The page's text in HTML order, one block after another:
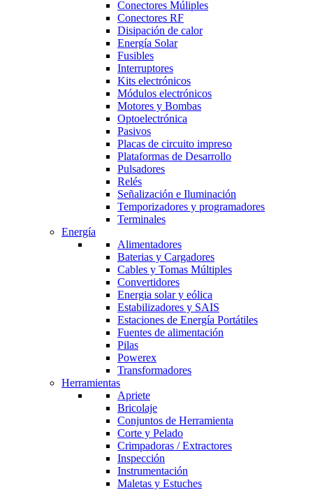
Conectores Múliples
Conectores RF
Disipación de calor
Energía Solar
Fusibles
Interruptores
Kits electrónicos
Módulos electrónicos
Motores y Bombas
Optoelectrónica
Pasivos
Placas de circuito impreso
Plataformas de Desarrollo
Pulsadores
Relés
Señalización e Iluminación
Temporizadores y programadores
Terminales
Energía
Alimentadores
Baterias y Cargadores
Cables y Tomas Múltiples
Convertidores
Energia solar y eólica
Estabilizadores y SAIS
Estaciones de Energía Portátiles
Fuentes de alimentación
Pilas
Powerex
Transformadores
Herramientas
Apriete
Bricolaje
Conjuntos de Herramienta
Corte y Pelado
Crimpadoras / Extractores
Inspección
Instrumentación
Maletas y Estuches